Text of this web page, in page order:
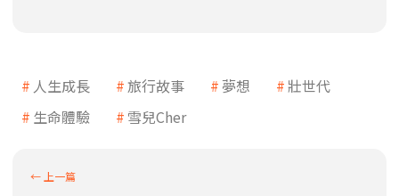
人生成長 旅行故事 夢想
壯世代
生命體驗
雪兒Cher